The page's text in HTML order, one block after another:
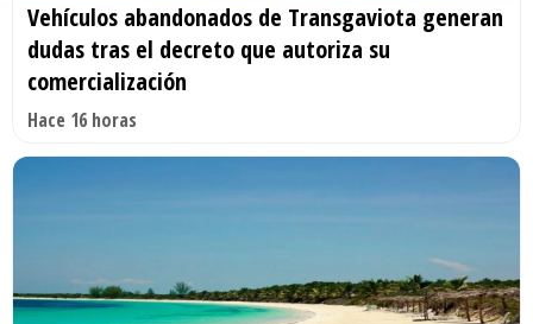
Vehículos abandonados de Transgaviota generan
dudas tras el decreto que autoriza su
comercialización
Hace 16 horas